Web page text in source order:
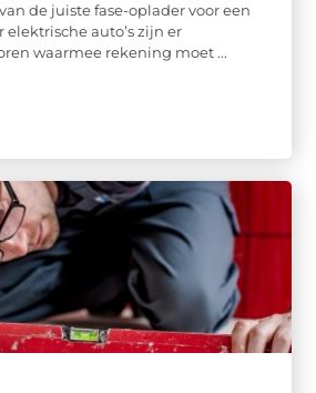
de juiste fase-oplader voor een
auto’s zijn er
waarmee rekening moet ...